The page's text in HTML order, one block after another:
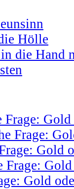
Hölle
die Hand
Frage:
Frage:
Gold
Frage:
Gold